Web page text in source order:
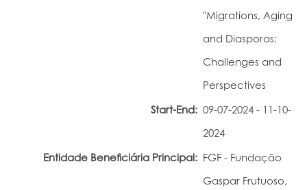
"Migrations, Aging
and Diasporas:
Challenges and
Perspectives
Start-End: 09-07-2024 - 11-10-
2024
Entidade Beneficiária Principal: FGF - Fundação
Gaspar Frutuoso,